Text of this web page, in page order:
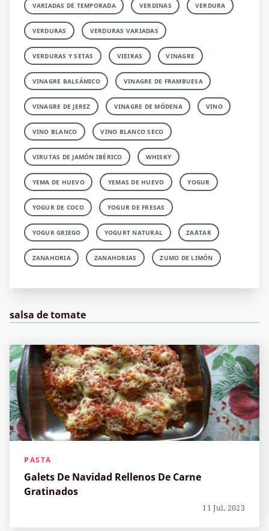
VARIADAS DE TEMPORADA VERDINAS VERDURA
VERDURAS VERDURAS VARIADAS
VERDURAS Y SETAS VIEIRAS VINAGRE
VINAGRE BALSÁMICO VINAGRE DE FRAMBUESA
VINAGRE DE JEREZ VINAGRE DE MÓDENA VINO
VINO BLANCO VINO BLANCO SECO
VIRUTAS DE JAMÓN IBÉRICO WHISKY
YEMA DE HUEVO YEMAS DE HUEVO YOGUR
YOGUR DE COCO YOGUR DE FRESAS
YOGUR GRIEGO YOGURT NATURAL ZA´ATAR
ZANAHORIA ZANAHORIAS ZUMO DE LIMÓN
salsa de tomate
PASTA
Galets De Navidad Rellenos De Carne
Gratinados
11 Jul, 2023